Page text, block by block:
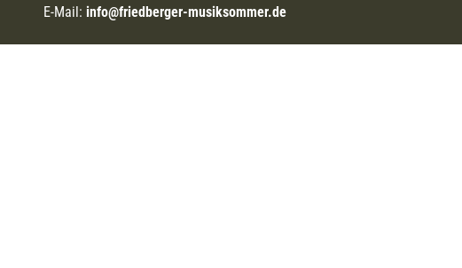
E-Mail: info@friedberger-musiksommer.de